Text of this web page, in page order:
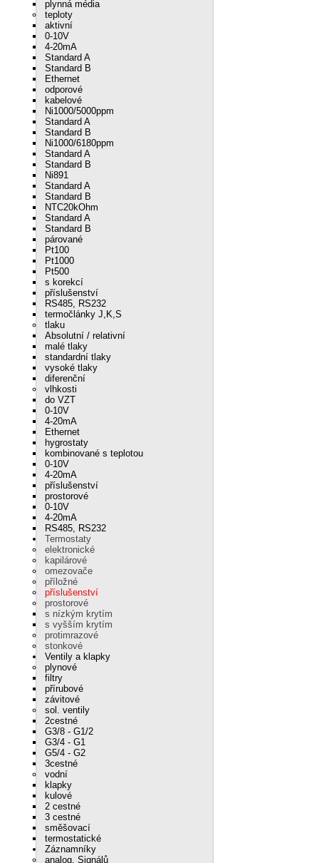
plynná média
teploty
aktivní
0-10V
4-20mA
Standard A
Standard B
Ethernet
odporové
kabelové
Ni1000/5000ppm
Standard A
Standard B
Ni1000/6180ppm
Standard A
Standard B
Ni891
Standard A
Standard B
NTC20kOhm
Standard A
Standard B
párované
Pt100
Pt1000
Pt500
s korekcí
příslušenství
RS485, RS232
termočlánky J,K,S
tlaku
Absolutní / relativní
malé tlaky
standardní tlaky
vysoké tlaky
diferenční
vlhkosti
do VZT
0-10V
4-20mA
Ethernet
hygrostaty
kombinované s teplotou
0-10V
4-20mA
příslušenství
prostorové
0-10V
4-20mA
RS485, RS232
Termostaty
elektronické
kapilárové
omezovače
příložné
příslušenství
prostorové
s nízkým krytím
s vyšším krytím
protimrazové
stonkové
Ventily a klapky
plynové
filtry
přírubové
závitové
sol. ventily
2cestné
G3/8 - G1/2
G3/4 - G1
G5/4 - G2
3cestné
vodní
klapky
kulové
2 cestné
3 cestné
směšovací
termostatické
Záznamníky
analog. Signálů